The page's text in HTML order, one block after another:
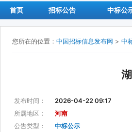
首页 招标公告 中标公
您所在的位置： 中国招标信息发布网 > 中
发布时间：
2026-04-22 09:17
所属地区：
河南
公告类型：
中标公示